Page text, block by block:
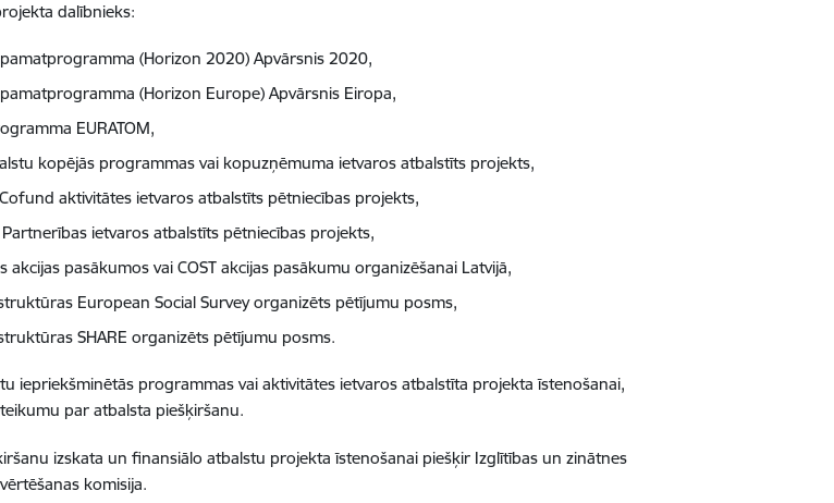
dalībnieks:
(Horizon 2020) Apvārsnis 2020,
(Horizon Europe) Apvārsnis Eiropa,
EURATOM,
kopējās programmas vai kopuzņēmuma ietvaros atbalstīts projekts,
aktivitātes ietvaros atbalstīts pētniecības projekts,
ietvaros atbalstīts pētniecības projekts,
akcijas pasākumos vai COST akcijas pasākumu organizēšanai Latvijā,
European Social Survey organizēts pētījumu posms,
SHARE organizēts pētījumu posms.
iepriekšminētās programmas vai aktivitātes ietvaros atbalstīta projekta īstenošanai,
par atbalsta piešķiršanu.
izskata un finansiālo atbalstu projekta īstenošanai piešķir Izglītības un zinātnes
komisija.